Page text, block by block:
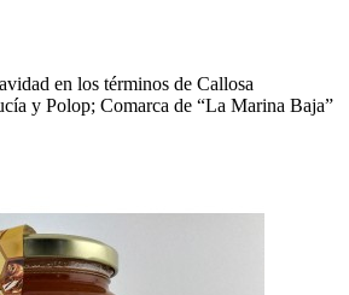
en los términos de Callosa
y Polop; Comarca de “La Marina Baja”